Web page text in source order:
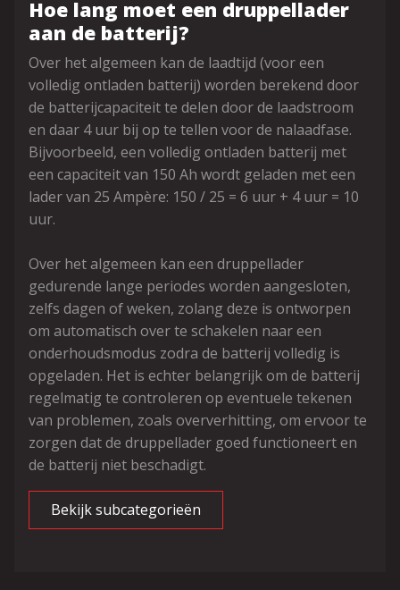
Hoe lang moet een druppellader
aan de batterij?
Over het algemeen kan de laadtijd (voor een
volledig ontladen batterij) worden berekend door
de batterijcapaciteit te delen door de laadstroom
en daar 4 uur bij op te tellen voor de nalaadfase.
Bijvoorbeeld, een volledig ontladen batterij met
een capaciteit van 150 Ah wordt geladen met een
lader van 25 Ampère: 150 / 25 = 6 uur + 4 uur = 10
uur.
Over het algemeen kan een druppellader
gedurende lange periodes worden aangesloten,
zelfs dagen of weken, zolang deze is ontworpen
om automatisch over te schakelen naar een
onderhoudsmodus zodra de batterij volledig is
opgeladen. Het is echter belangrijk om de batterij
regelmatig te controleren op eventuele tekenen
van problemen, zoals oververhitting, om ervoor te
zorgen dat de druppellader goed functioneert en
de batterij niet beschadigt.
Bekijk subcategorieën